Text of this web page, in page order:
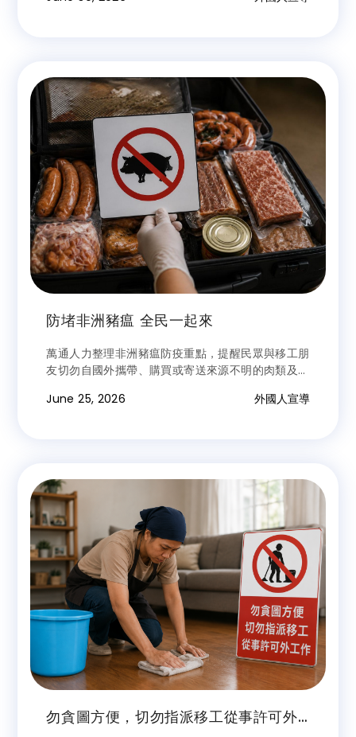
防堵非洲豬瘟 全民一起來
萬通人力整理非洲豬瘟防疫重點，提醒民眾與移工朋
友切勿自國外攜帶、購買或寄送來源不明的肉類及肉
果。
June 25, 2026 外國人宣導
勿貪圖方便，切勿指派移工從事許可外